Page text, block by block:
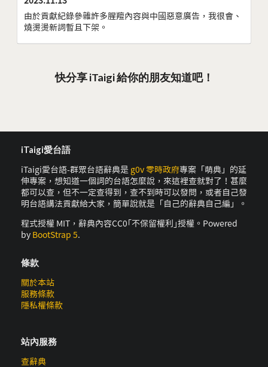
由於貢獻紀錄參雜許多腥羶內容與中國惡意廣告，我很會、
燒燙燙新詞暫且下架。
快分享 iTaigi 給你的朋友知道吧！
iTaigi愛台語
iTaigi愛台語-群眾台語辭典是 g0v 零時政府專案「萌典」的延
伸專案，想知道一個詞的台語怎麼說，來這裡查就對了！甚麼
都可以查，但不一定查得到，查不到時可以發問，或者自己發
明台語講法貢獻給大家，簡單說就是「自己的辭典自己編」。
程式授權 MIT，辭典內容CC0｢不保留權利｣授權。Powered
by BootStrap 5.
條款
關於本站
服務條款
隱私權條款
站內服務
查辭典